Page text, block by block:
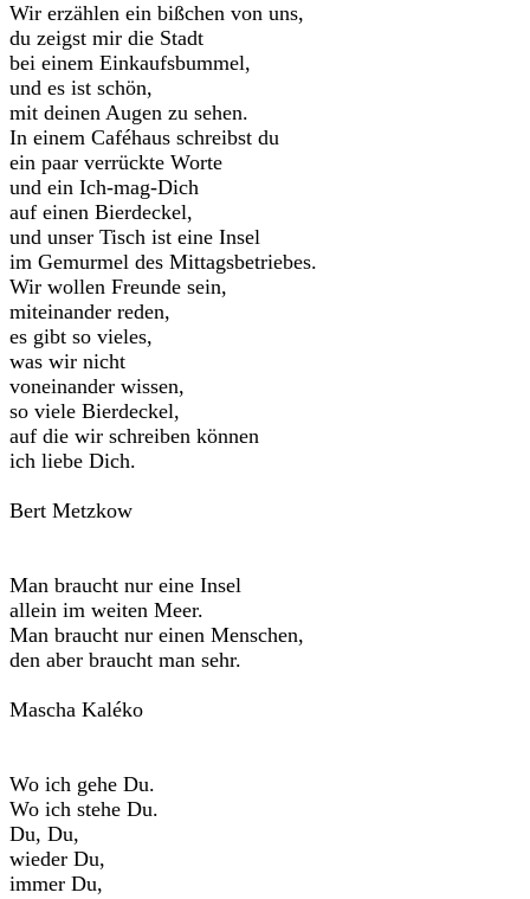
Wir erzählen ein bißchen von uns,
du zeigst mir die Stadt
bei einem Einkaufsbummel,
und es ist schön,
mit deinen Augen zu sehen.
In einem Caféhaus schreibst du
ein paar verrückte Worte
und ein Ich-mag-Dich
auf einen Bierdeckel,
und unser Tisch ist eine Insel
im Gemurmel des Mittagsbetriebes.
Wir wollen Freunde sein,
miteinander reden,
es gibt so vieles,
was wir nicht
voneinander wissen,
so viele Bierdeckel,
auf die wir schreiben können
ich liebe Dich.
Bert Metzkow
Man braucht nur eine Insel
allein im weiten Meer.
Man braucht nur einen Menschen,
den aber braucht man sehr.
Mascha Kaléko
Wo ich gehe Du.
Wo ich stehe Du.
Du, Du,
wieder Du,
immer Du,